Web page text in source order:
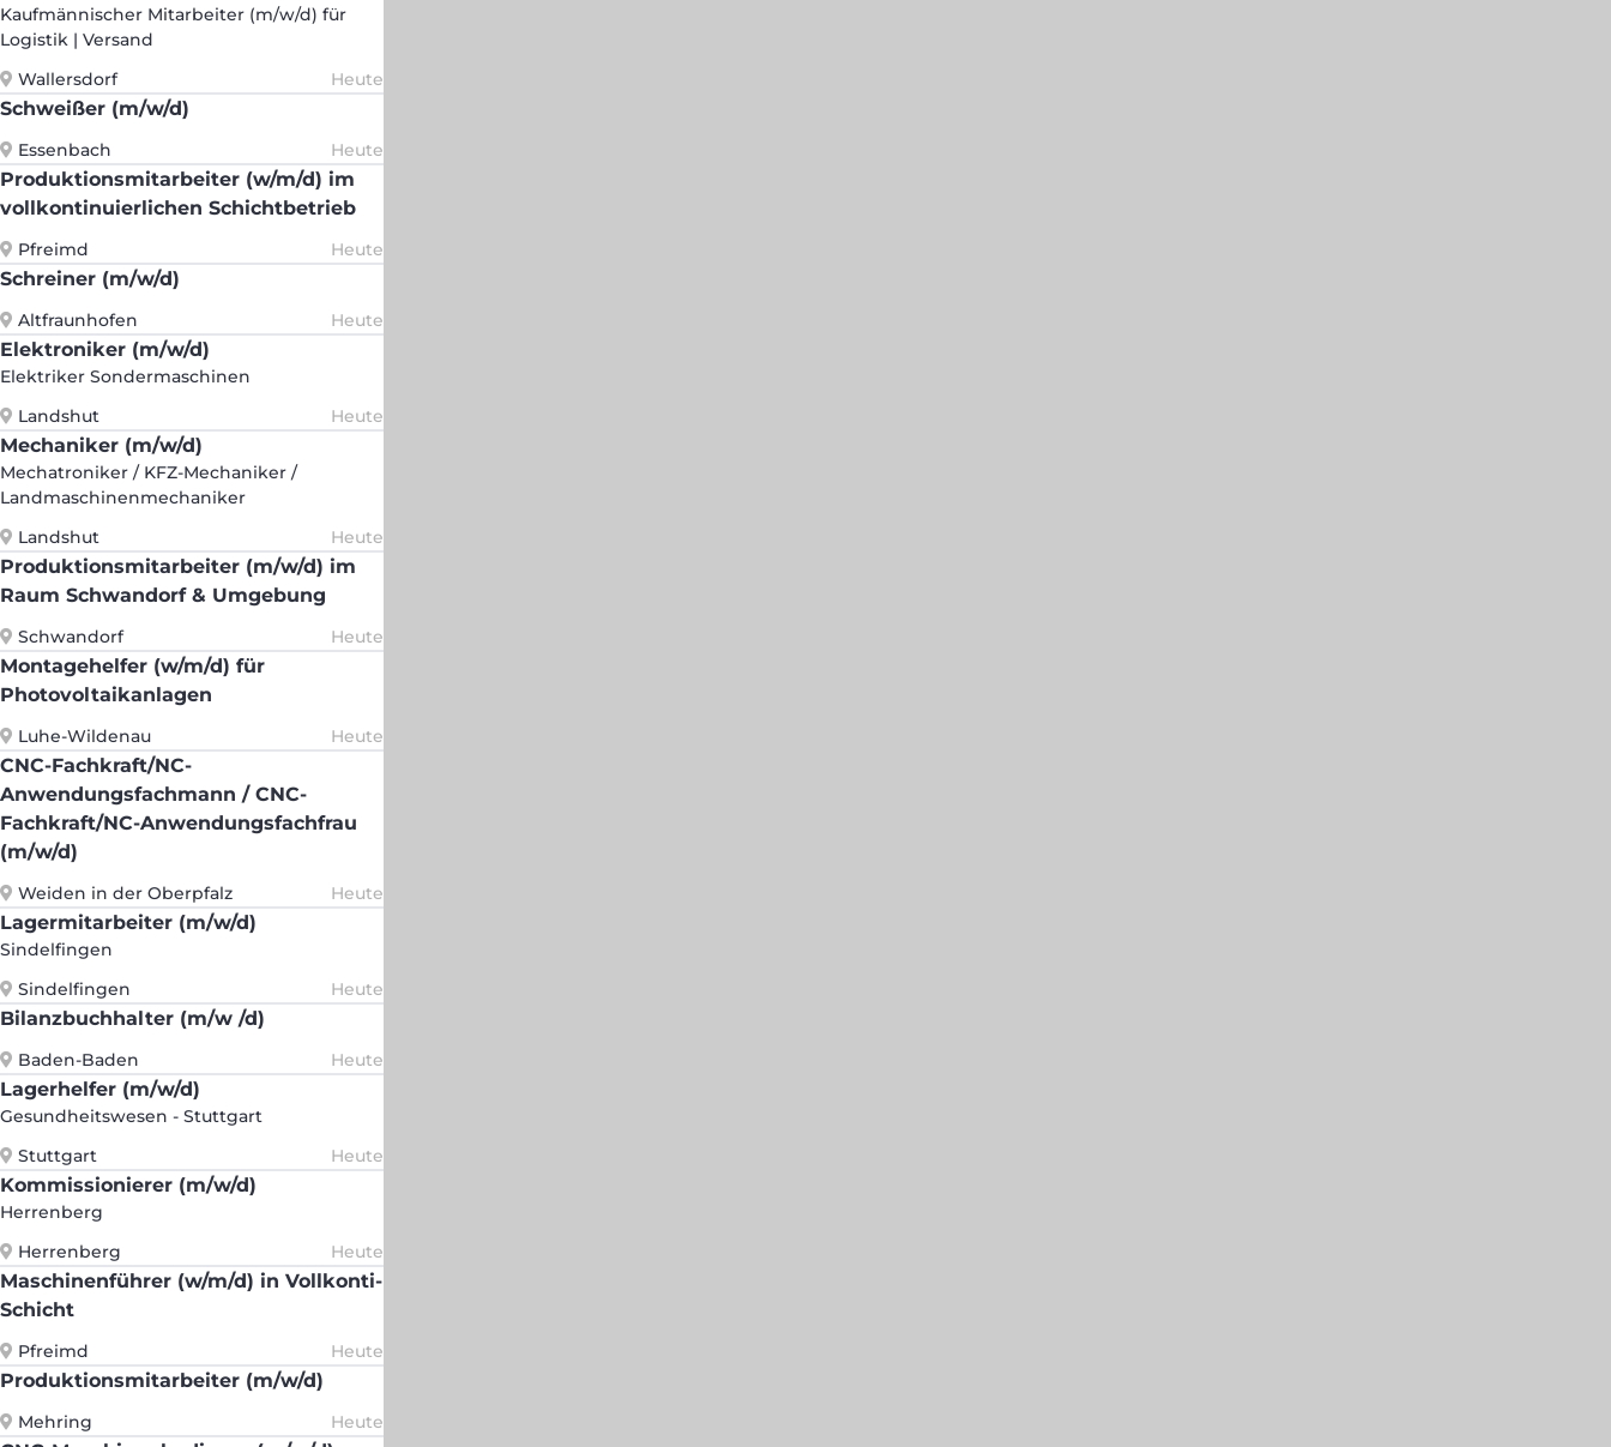
Kaufmännischer Mitarbeiter (m/w/d) für
Logistik | Versand
Wallersdorf
Heute
Schweißer (m/w/d)
Essenbach Heute
Produktionsmitarbeiter (w/m/d) im
vollkontinuierlichen Schichtbetrieb
Pfreimd Heute
Schreiner (m/w/d)
Altfraunhofen Heute
Elektroniker (m/w/d)
Elektriker Sondermaschinen
Landshut
Heute
Mechaniker (m/w/d)
Mechatroniker / KFZ-Mechaniker /
Landmaschinenmechaniker
Landshut
Heute
Produktionsmitarbeiter (m/w/d) im
Raum Schwandorf & Umgebung
Schwandorf Heute
Montagehelfer (w/m/d) für
Photovoltaikanlagen
Luhe-Wildenau Heute
CNC-Fachkraft/NC-
Anwendungsfachmann / CNC-
Fachkraft/NC-Anwendungsfachfrau
(m/w/d)
Weiden in der Oberpfalz Heute
Lagermitarbeiter (m/w/d)
Sindelfingen
Sindelfingen
Heute
Bilanzbuchhalter (m/w /d)
Baden-Baden Heute
Lagerhelfer (m/w/d)
Gesundheitswesen - Stuttgart
Stuttgart
Heute
Kommissionierer (m/w/d)
Herrenberg
Herrenberg
Heute
Maschinenführer (w/m/d) in Vollkonti-
Schicht
Pfreimd Heute
Produktionsmitarbeiter (m/w/d)
Mehring Heute